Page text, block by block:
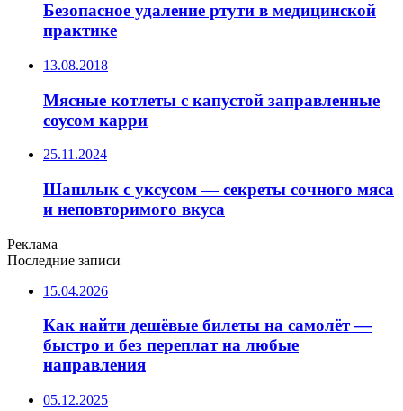
Безопасное удаление ртути в медицинской
практике
13.08.2018
Мясные котлеты с капустой заправленные
соусом карри
25.11.2024
Шашлык с уксусом — секреты сочного мяса
и неповторимого вкуса
Реклама
Последние записи
15.04.2026
Как найти дешёвые билеты на самолёт —
быстро и без переплат на любые
направления
05.12.2025